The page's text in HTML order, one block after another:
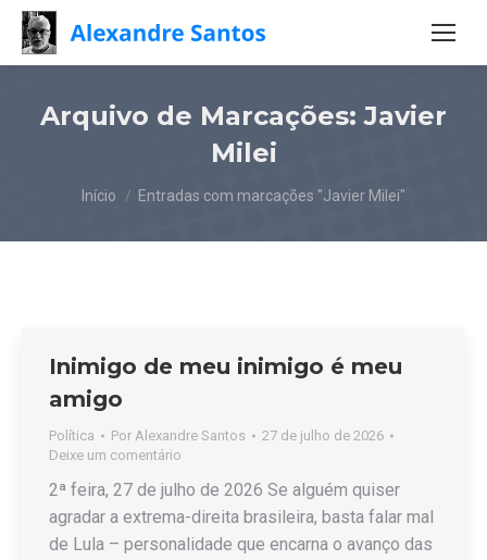
Arquivo de Marcações:Javier
Milei
Você está aqui:
Início Entradas com marcações "Javier Milei"
Inimigo de meu inimigo é meu
amigo
Política Por Alexandre Santos
27 de julho de 2026
Deixe um comentário
2ª feira, 27 de julho de 2026 Se alguém quiser
agradar a extrema-direita brasileira, basta falar mal
de Lula – personalidade que encarna o avanço das